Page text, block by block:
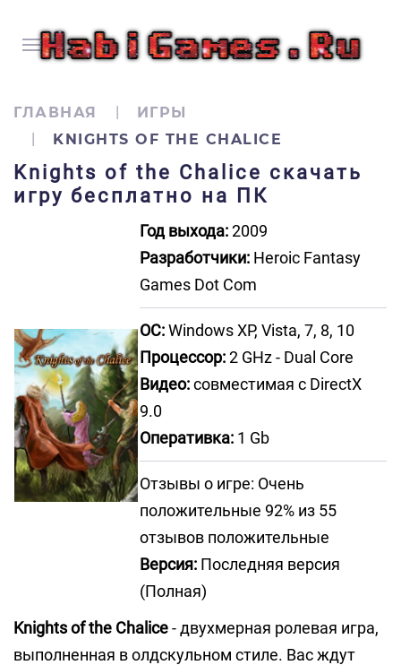
ГЛАВНАЯ
ИГРЫ
KNIGHTS OF THE CHALICE
Knights of the Chalice скачать
игру бесплатно на ПК
Год выхода:2009
Разработчики: Heroic Fantasy
Games Dot Com
ОС:Windows XP, Vista, 7, 8, 10
Процессор:2 GHz - Dual Core
Видео:совместимая с DirectX
9.0
Оперативка: 1 Gb
Отзывы о игре: Очень
положительные 92% из 55
отзывов положительные
Версия: Последняя версия
(Полная)
Knights of the Chalice- двухмерная ролевая игра,
выполненная в олдскульном стиле. Вас ждут